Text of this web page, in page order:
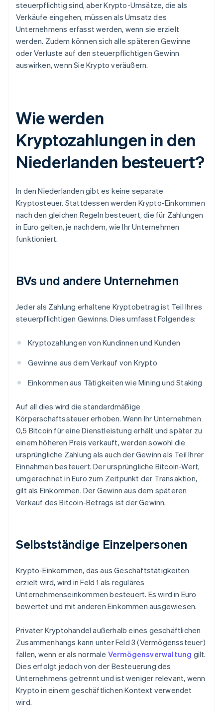
steuerpflichtig sind, aber Krypto-Umsätze, die als
Verkäufe eingehen, müssen als Umsatz des
Unternehmens erfasst werden, wenn sie erzielt
werden. Zudem können sich alle späteren Gewinne
oder Verluste auf den steuerpflichtigen Gewinn
auswirken, wenn Sie Krypto veräußern.
Wie werden
Kryptozahlungen in den
Niederlanden besteuert?
In den Niederlanden gibt es keine separate
Kryptosteuer. Stattdessen werden Krypto-Einkommen
nach den gleichen Regeln besteuert, die für Zahlungen
in Euro gelten, je nachdem, wie Ihr Unternehmen
funktioniert.
BVs und andere Unternehmen
Jeder als Zahlung erhaltene Kryptobetrag ist Teil Ihres
steuerpflichtigen Gewinns. Dies umfasst Folgendes:
Kryptozahlungen von Kundinnen und Kunden
Gewinne aus dem Verkauf von Krypto
Einkommen aus Tätigkeiten wie Mining und Staking
Auf all dies wird die standardmäßige
Körperschaftssteuer erhoben. Wenn Ihr Unternehmen
0,5 Bitcoin für eine Dienstleistung erhält und später zu
einem höheren Preis verkauft, werden sowohl die
ursprüngliche Zahlung als auch der Gewinn als Teil Ihrer
Einnahmen besteuert. Der ursprüngliche Bitcoin-Wert,
umgerechnet in Euro zum Zeitpunkt der Transaktion,
gilt als Einkommen. Der Gewinn aus dem späteren
Verkauf des Bitcoin-Betrags ist der Gewinn.
Selbstständige Einzelpersonen
Krypto-Einkommen, das aus Geschäftstätigkeiten
erzielt wird, wird in Feld 1 als reguläres
Unternehmenseinkommen besteuert. Es wird in Euro
bewertet und mit anderen Einkommen ausgewiesen.
Privater Kryptohandel außerhalb eines geschäftlichen
Zusammenhangs kann unter Feld 3 (Vermögenssteuer)
fallen, wenn er als normale Vermögensverwaltung gilt.
Dies erfolgt jedoch von der Besteuerung des
Unternehmens getrennt und ist weniger relevant, wenn
Krypto in einem geschäftlichen Kontext verwendet
wird.